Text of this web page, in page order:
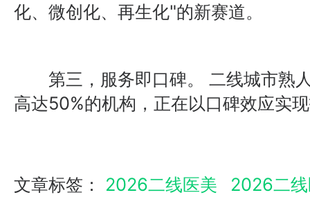
化、微创化、再生化"的新赛道。
第三，服务即口碑。 二线城市熟
高达50%的机构，正在以口碑效应实
文章标签： 2026二线医美 2026二